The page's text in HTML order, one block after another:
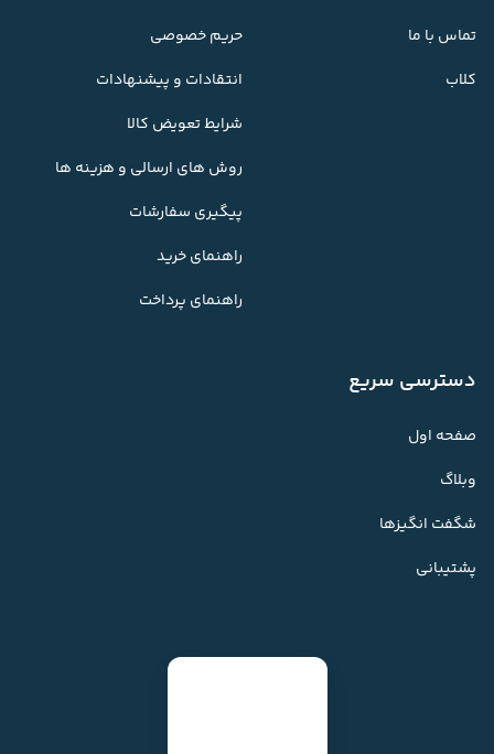
تماس با ما
کلاب
حریم خصوصی
انتقادات و پیشنهادات
شرایط تعویض کالا
روش های ارسالی و هزینه ها
پیگیری سفارشات
راهنمای خرید
راهنمای پرداخت
دسترسی سریع
صفحه اول
وبلاگ
شگفت انگیزها
پشتیبانی